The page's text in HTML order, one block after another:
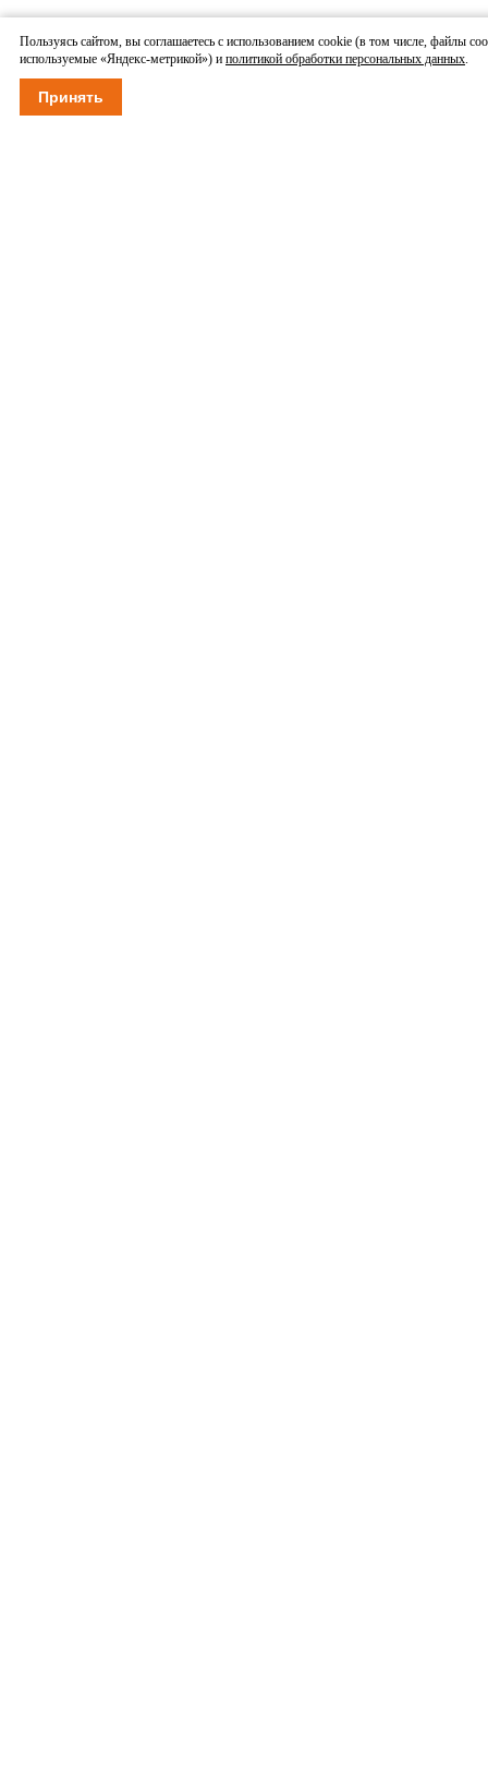
Пользуясь сайтом, вы соглашаетесь с использованием cookie (в том числе, файлы
используемые «Яндекс-метрикой») и политикой обработки персональных данных.
Принять